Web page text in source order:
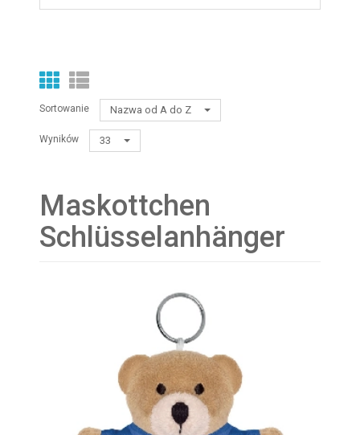
Sortowanie Nazwa od A do Z
Wyników 33
Maskottchen
Schlüsselanhänger